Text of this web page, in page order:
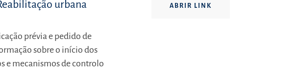
urbana ABRIR LINK
prévia e pedido de
sobre o início dos
e mecanismos de controlo